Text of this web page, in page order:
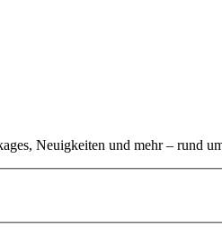
Neuigkeiten und mehr – rund